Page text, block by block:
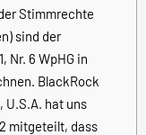
Stimmrechte
sind der
Nr. 6 WpHG in
BlackRock
U.S.A. hat uns
mitgeteilt, dass